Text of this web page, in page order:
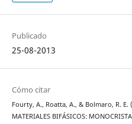
Publicado
25-08-2013
Cómo citar
Fourty, A., Roatta, A., & Bolmaro, R. E.
MATERIALES BIFÁSICOS: